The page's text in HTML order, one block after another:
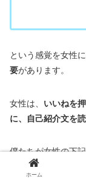
という感覚を女性
要があります。
女性は、 いいねを
に、自己紹介文を読
僕たちが女性の下
自己紹介文やプロ
ホーム